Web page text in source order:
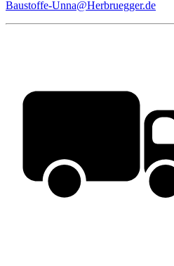
Baustoffe-Unna@Herbruegger.de